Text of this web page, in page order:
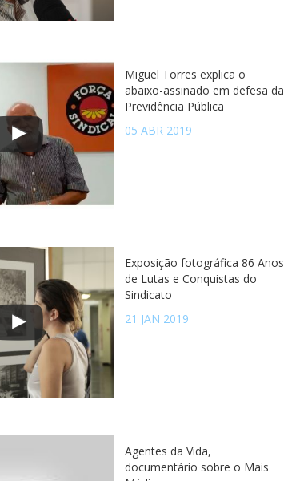
Miguel Torres explica o
abaixo-assinado em defesa da
Previdência Pública
05 ABR 2019
Exposição fotográfica 86 Anos
de Lutas e Conquistas do
Sindicato
21 JAN 2019
Agentes da Vida,
documentário sobre o Mais